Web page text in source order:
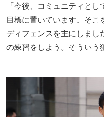
「今後、コミュニティと
目標に置いています。そこ
ディフェンスを主にしまし
の練習をしよう。そういう